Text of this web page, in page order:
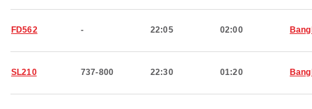
FD562 - 22:05 02:00
SL210 737-800 22:30 01:20